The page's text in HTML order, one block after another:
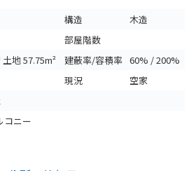
構造
木造
部屋階数
地 57.75m² 建蔽率/容積率 60% / 200%
現況
空家
コニー